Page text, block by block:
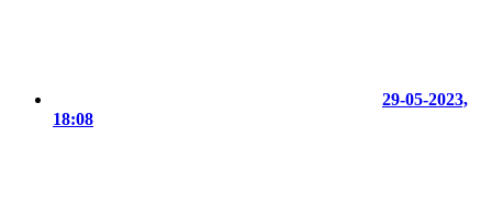
29-05-2023,
18:08